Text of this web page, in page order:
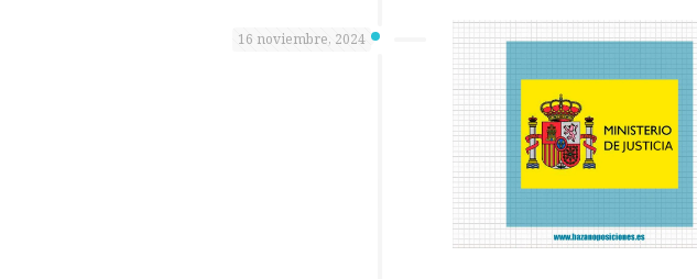
16 noviembre, 2024